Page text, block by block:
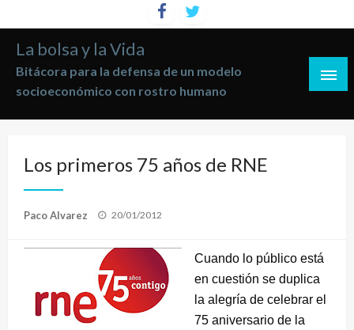
al
contenido
La bolsa y la Vida
Bitácora para la defensa de un modelo
socioeconómico con rostro humano
Los primeros 75 años de RNE
Paco Alvarez
Publicado
20/01/2012
Cuando lo público está
en cuestión se duplica
la alegría de celebrar el
75 aniversario de la